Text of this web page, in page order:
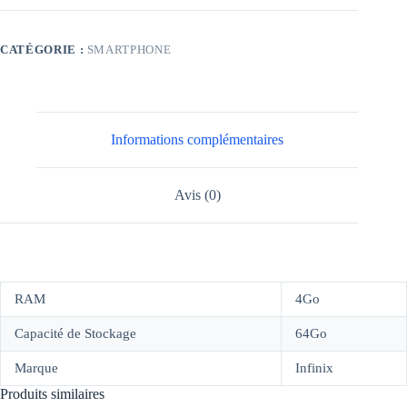
CATÉGORIE : SMARTPHONE
Informations complémentaires
Avis (0)
RAM 4Go
Capacité de Stockage 64Go
Marque Infinix
Produits similaires